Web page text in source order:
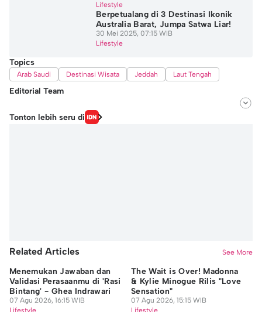
Lifestyle
Berpetualang di 3 Destinasi Ikonik
Australia Barat, Jumpa Satwa Liar!
30 Mei 2025, 07:15 WIB
Lifestyle
Topics
Arab Saudi Destinasi Wisata Jeddah Laut Tengah
Editorial Team
Editor
Tonton lebih seru di
Related Articles See More
Menemukan Jawaban dan
Validasi Perasaanmu di 'Rasi
Bintang' - Ghea Indrawari
07 Agu 2026, 16:15 WIB
Lifestyle
The Wait is Over! Madonna
& Kylie Minogue Rilis "Love
Sensation"
07 Agu 2026, 15:15 WIB
Lifestyle